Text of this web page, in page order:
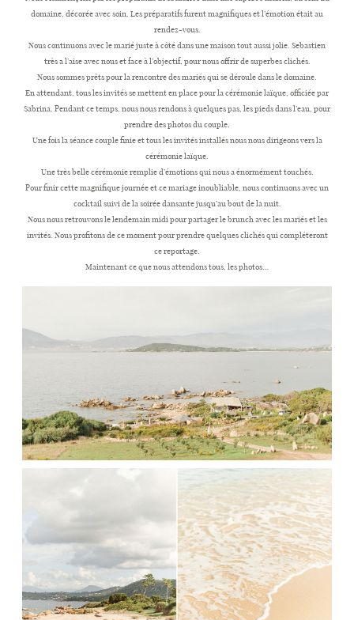
domaine, décorée avec soin. Les préparatifs furent magnifiques et l’émotion était au
rendez-vous.
Nous continuons avec le marié juste à côté dans une maison tout aussi jolie. Sebastien
très a l’aise avec nous et face à l’objectif, pour nous offrir de superbes clichés.
Nous sommes prêts pour la rencontre des mariés qui se déroule dans le domaine.
En attendant, tous les invités se mettent en place pour la cérémonie laïque, officiée par
Sabrina. Pendant ce temps, nous nous rendons à quelques pas, les pieds dans l’eau, pour
prendre des photos du couple.
Une fois la séance couple finie et tous les invités installés nous nous dirigeons vers la
cérémonie laïque.
Une très belle cérémonie remplie d’émotions qui nous a énormément touchés.
Pour finir cette magnifique journée et ce mariage inoubliable, nous continuons avec un
cocktail suivi de la soirée dansante jusqu’au bout de la nuit.
Nous nous retrouvons le lendemain midi pour partager le brunch avec les mariés et les
invités. Nous profitons de ce moment pour prendre quelques clichés qui compléteront
ce reportage.
Maintenant ce que nous attendons tous, les photos…